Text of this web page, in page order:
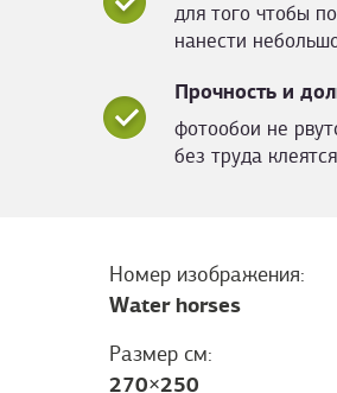
для того чтобы
нанести
Прочность и
фотообои не
без труда
Номер изображения:
Water horses
Размер см:
270×250